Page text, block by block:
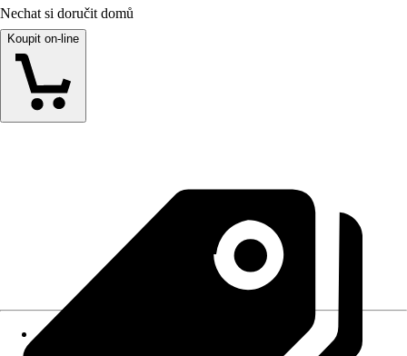
Nechat si doručit domů
Koupit on-line